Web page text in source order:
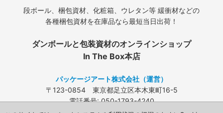
段ボール、梱包資材、化粧箱、ウレタン等 緩衝材などの
各種梱包資材を在庫品なら最短当日出荷！
ダンボールと包装資材のオンラインショップ
In The Box本店
パッケージアート株式会社（運営）
〒123-0854 東京都足立区本木東町16-5
電話番号: 050-1793-4240